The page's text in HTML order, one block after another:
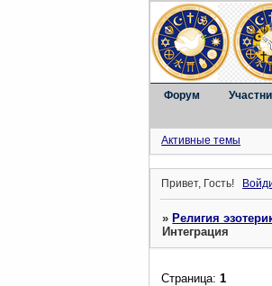
Форум
Активные темы
Привет, Гость!
»Религия
Интеграция
Страница:1